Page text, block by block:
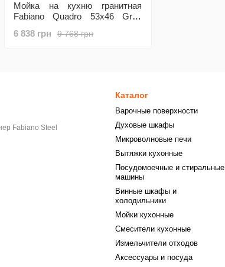
Мойка на кухню гранитная
Fabiano Quadro 53x46 Grey
9 768 грн
6 838 грн
Fabiano Steel
Каталог
Варочные поверхности
Духовые шкафы
Микроволновые печи
Вытяжки кухонные
Посудомоечные и стиральные
машины
Винные шкафы и
холодильники
Мойки кухонные
Смесители кухонные
Измельчители отходов
Аксессуары и посуда